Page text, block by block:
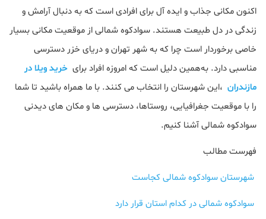
اکنون مکانی جذاب و ایده آل برای افرادی است که به دنبال آرامش و
زندگی در دل طبیعت هستند. سوادکوه شمالی از موقعیت مکانی بسیار
خاصی برخوردار است چرا که به شهر تهران و دریای خزر دسترسی
مناسبی دارد. به‌همین‌ دلیل است که امروزه افراد برای خرید ویلا در
مازندران ،این شهرستان را انتخاب می کنند. با ما همراه باشید تا شما
را با موقعیت جغرافیایی، روستاها، دسترسی ها و مکان های دیدنی
سوادکوه شمالی آشنا کنیم.
فهرست مطالب
شهرستان سوادکوه شمالی کجاست
سوادکوه شمالی در کدام استان قرار دارد